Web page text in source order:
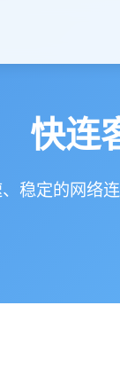
快连
稳定的网络